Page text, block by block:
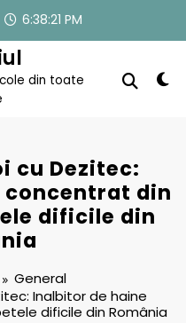
6:38:22 PM
din toate
cu Dezitec:
din
dificile din
General
Inalbitor de haine
dificile din România